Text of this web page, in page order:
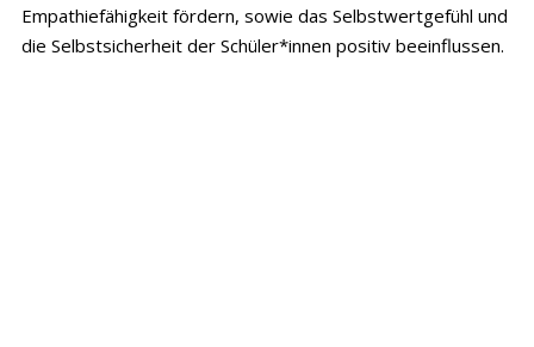
Empathiefähigkeit fördern, sowie das Selbstwertgefühl und
die Selbstsicherheit der Schüler*innen positiv beeinflussen.